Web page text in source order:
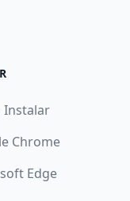
Instalar
Chrome
Edge